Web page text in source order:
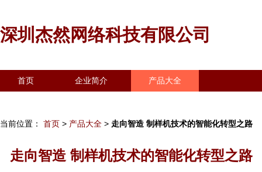
深圳杰然网络科技有限公司
首页 企业简介 产品大全
当前位置： 首页 > 产品大全 > 走向智造 制样机技术的智能化转型之路
走向智造 制样机技术的智能化转型之路